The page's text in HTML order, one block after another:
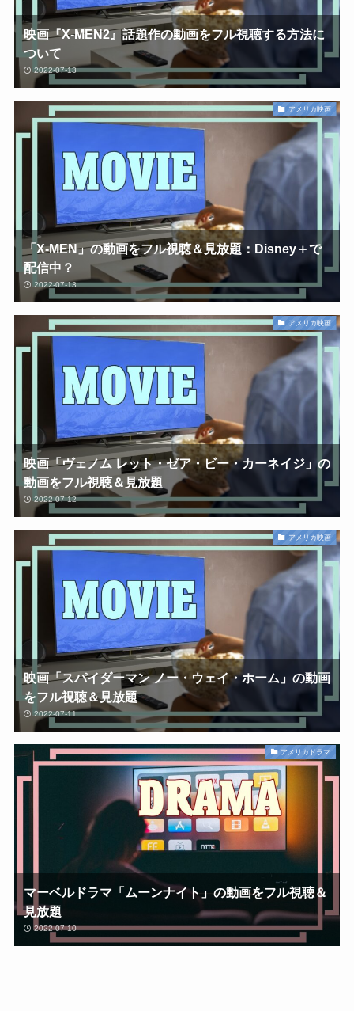
映画『X-MEN2』話題作の動画をフル視聴する方法に
ついて
2022-07-13
アメリカ映画
「X-MEN」の動画をフル視聴＆見放題：Disney＋で
配信中？
2022-07-13
アメリカ映画
映画「ヴェノム レット・ゼア・ビー・カーネイジ」の
動画をフル視聴＆見放題
2022-07-12
アメリカ映画
映画「スパイダーマン ノー・ウェイ・ホーム」の動画
をフル視聴＆見放題
2022-07-11
アメリカドラマ
マーベルドラマ「ムーンナイト」の動画をフル視聴＆
見放題
2022-07-10